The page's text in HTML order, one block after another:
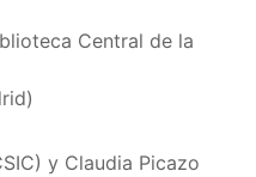
Central de la
y Claudia Picazo